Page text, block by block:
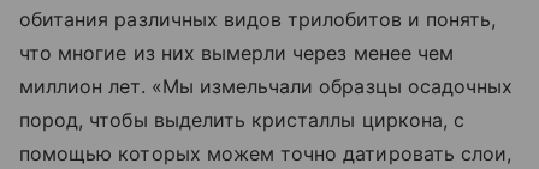
обитания различных видов трилобитов и понять,
что многие из них вымерли через менее чем
миллион лет. «Мы измельчали образцы осадочных
пород, чтобы выделить кристаллы циркона, с
помощью которых можем точно датировать слои,